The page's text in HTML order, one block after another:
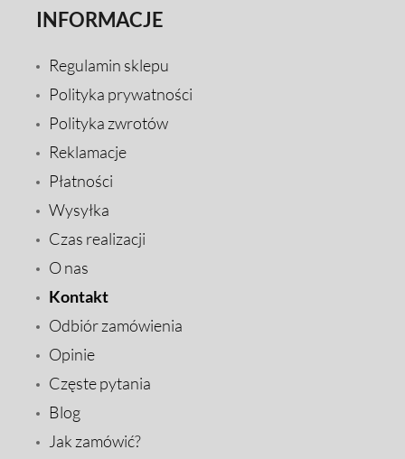
INFORMACJE
Regulamin sklepu
Polityka prywatności
Polityka zwrotów
Reklamacje
Płatności
Wysyłka
Czas realizacji
O nas
Kontakt
Odbiór zamówienia
Opinie
Częste pytania
Blog
Jak zamówić?